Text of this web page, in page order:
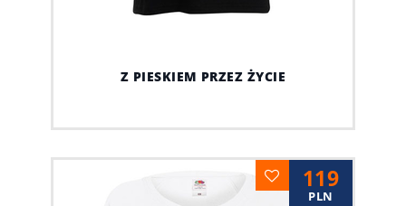
Z PIESKIEM PRZEZ ŻYCIE
119
PLN